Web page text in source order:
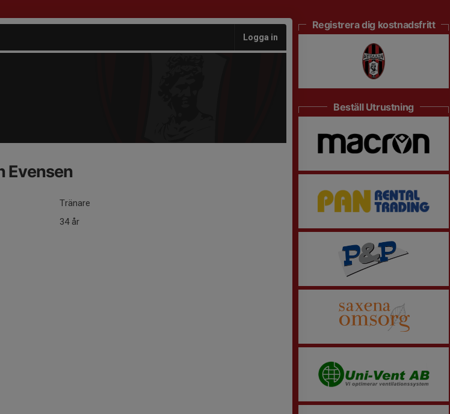
Logga in
Evensen
Tränare
34 år
Registrera dig kostnadsfritt
Beställ Utrustning